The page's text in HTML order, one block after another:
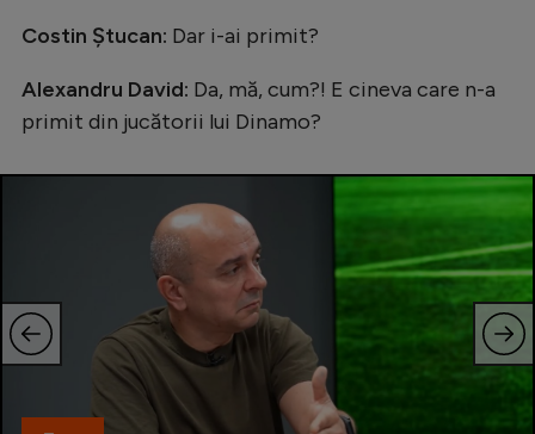
Costin Ștucan: Dar i-ai primit?
Alexandru David: Da, mă, cum?! E cineva care n-a
primit din jucătorii lui Dinamo?